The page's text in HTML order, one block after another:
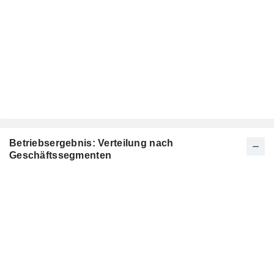
Betriebsergebnis: Verteilung nach
Geschäftssegmenten